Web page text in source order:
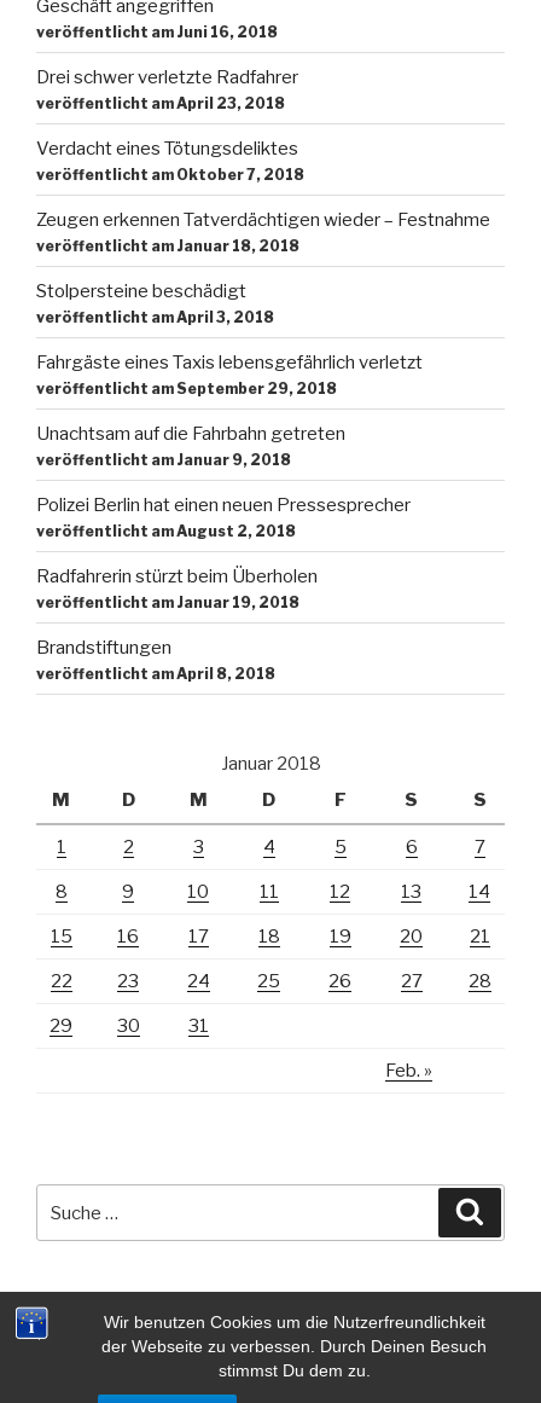
Wir benutzen Cookies um die Nutzerfreundlichkeit
der Webseite zu verbessen. Durch Deinen Besuch
stimmst Du dem zu.
Geschäft angegriffen
veröffentlicht am Juni 16, 2018
Drei schwer verletzte Radfahrer
veröffentlicht am April 23, 2018
Verdacht eines Tötungsdeliktes
veröffentlicht am Oktober 7, 2018
Zeugen erkennen Tatverdächtigen wieder – Festnahme
veröffentlicht am Januar 18, 2018
Stolpersteine beschädigt
veröffentlicht am April 3, 2018
Fahrgäste eines Taxis lebensgefährlich verletzt
veröffentlicht am September 29, 2018
Unachtsam auf die Fahrbahn getreten
veröffentlicht am Januar 9, 2018
Polizei Berlin hat einen neuen Pressesprecher
veröffentlicht am August 2, 2018
Radfahrerin stürzt beim Überholen
veröffentlicht am Januar 19, 2018
Brandstiftungen
veröffentlicht am April 8, 2018
Januar 2018
M
D M D F S S
Feb. »
1 2 3 4 5 6 7
8 9 10 11 12 13 14
15 16 17 18 19 20 21
22 23 24 25 26 27 28
29 30 31
Impressum | Datenschutzerklärung | Quellenangaben